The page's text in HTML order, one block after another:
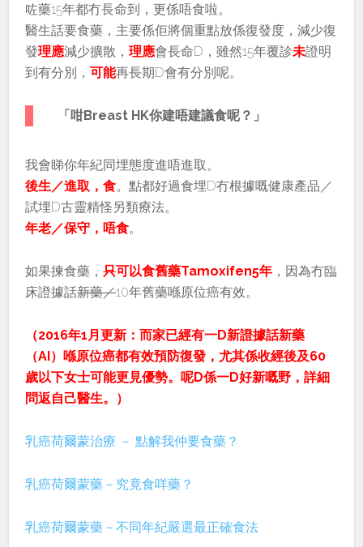
咗藥15年都冇長命到，更係唔食啦。
醫生話要食藥，主要係佢將個重點放係復發度，減少復
發理應減少擴散，理應會長命D，雖然15年覆診未證明
到有分別，可能再長期D會有分別呢。
「咁Breast HK你建唔建議食呢？」
我會睇你年紀同埋態度進唔進取。
後生／進取，食。點都好過食埋D冇根據嘅健康產品／
試埋D古靈精怪另類療法。
年老／保守，唔食。
如果揀食藥，只可以食舊藥Tamoxifen5年 ，因為冇臨
床證據話新藥／10年舊藥喺原位癌有效。
（2016年1月更新：而家已經有一D新證據話新藥
（AI）喺原位癌都有效預防復發，尤其係收經後及60
歲以下女士可能更見優勢。呢D係一D好新嘅野，詳細
問返自己醫生。）
乳癌荷爾蒙治療 － 點解我仲要食藥？
乳癌荷爾蒙藥－究竟食咩藥？
乳癌荷爾蒙藥－不同年紀嚴選最正確食法